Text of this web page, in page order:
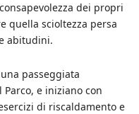
dei propri
quella scioltezza persa
abitudini.
passeggiata
e iniziano con
di riscaldamento e